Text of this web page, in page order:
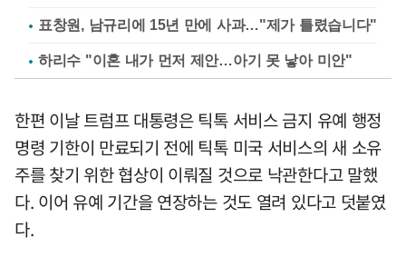
표창원, 남규리에 15년 만에 사과…"제가 틀렸습니다"
하리수 "이혼 내가 먼저 제안…아기 못 낳아 미안"
한편 이날 트럼프 대통령은 틱톡 서비스 금지 유예 행정
명령 기한이 만료되기 전에 틱톡 미국 서비스의 새 소유
주를 찾기 위한 협상이 이뤄질 것으로 낙관한다고 말했
다. 이어 유예 기간을 연장하는 것도 열려 있다고 덧붙였
다.